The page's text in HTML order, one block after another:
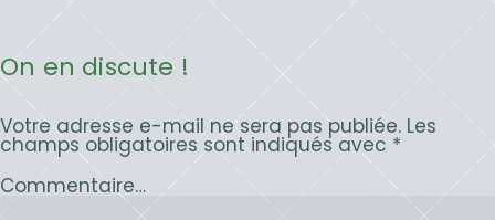
On en discute !
Votre adresse e-mail ne sera pas publiée. Les
champs obligatoires sont indiqués avec *
Commentaire…